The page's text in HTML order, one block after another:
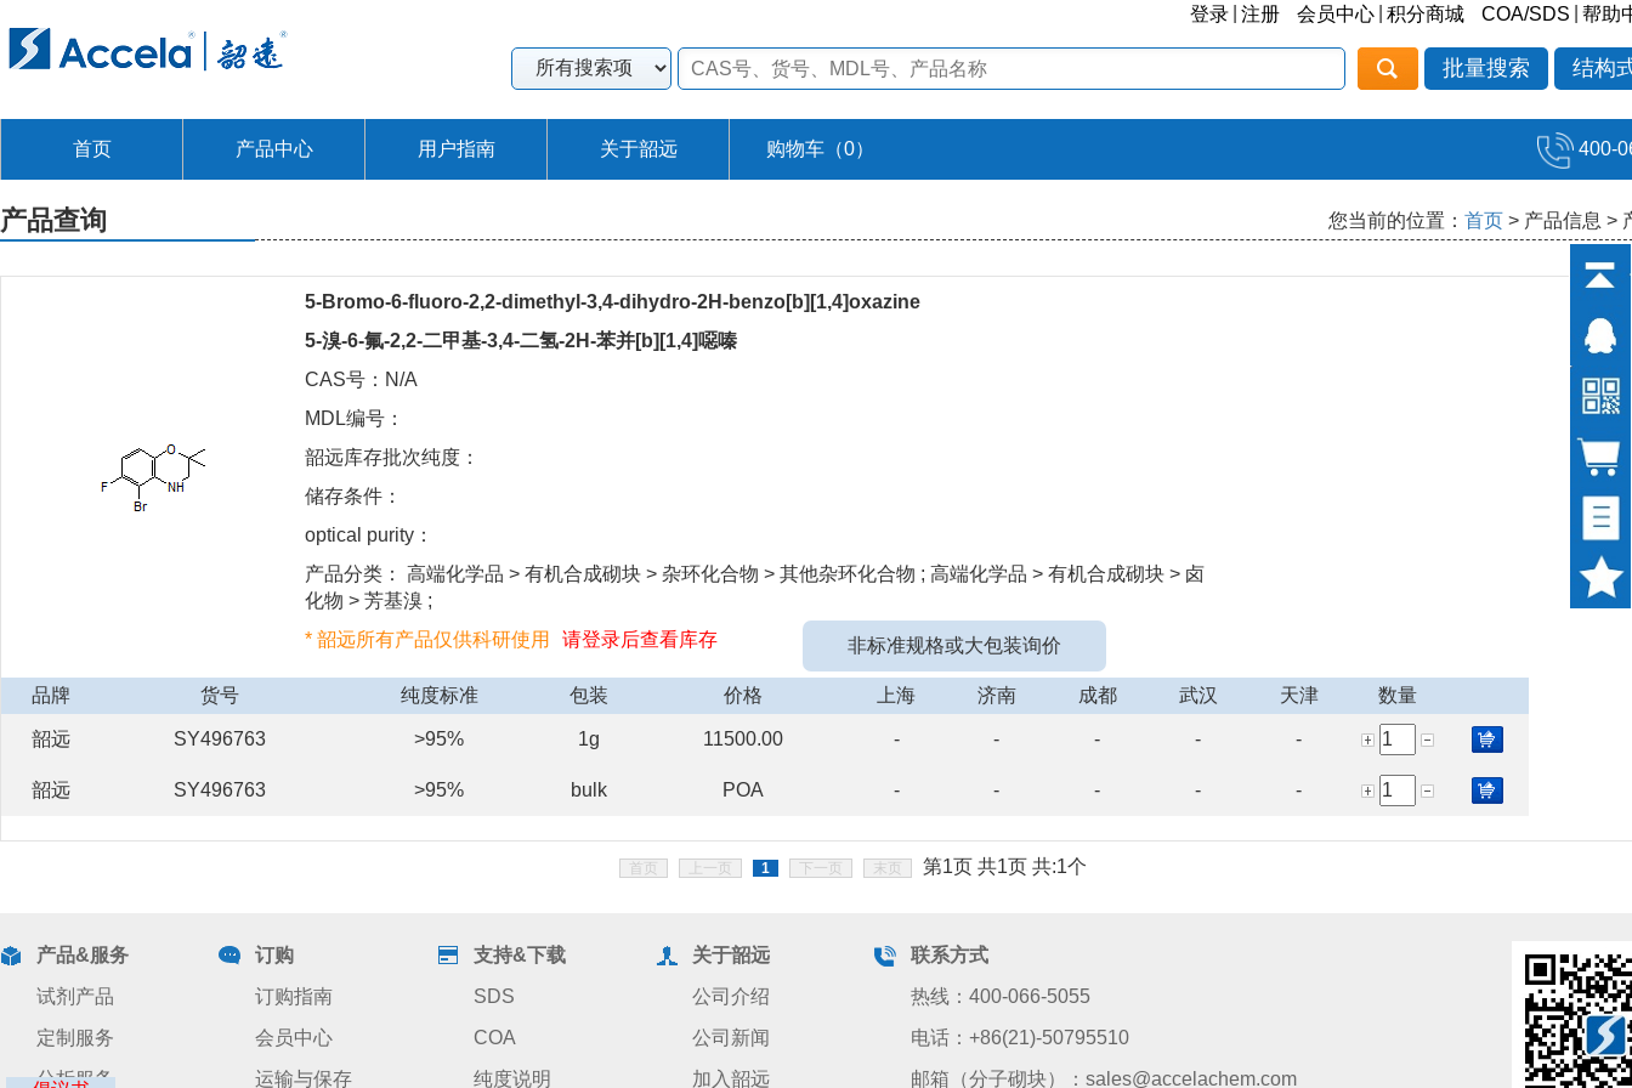
登录 注册 会员中心 积分商城 COA/SDS 帮助
批量搜索 结构
首页 产品中心 用户指南 关于韶远 购物车（0） 400-
产品查询 您当前的位置： 首页 > 产品信息 >
5-Bromo-6-fluoro-2,2-dimethyl-3,4-dihydro-2H-benzo[b][1,4]oxazine
5-溴-6-氟-2,2-二甲基-3,4-二氢-2H-苯并[b][1,4]噁嗪
CAS号：N/A
MDL编号：
韶远库存批次纯度：
储存条件：
optical purity：
产品分类： 高端化学品 > 有机合成砌块 > 杂环化合物 > 其他杂环化合物 ; 高端化学品 > 有机合成砌块 > 卤
化物 > 芳基溴 ;
* 韶远所有产品仅供科研使用
请登录后查看库存 非标准规格或大包装询价
品牌 货号 纯度标准 包装 价格 上海 济南 成都 武汉 天津 数量
韶远 SY496763 >95% 1g 11500.00 - - - - -
韶远 SY496763 >95% bulk POA - - - - -
首页 上一页 1 下一页 末页 第1页 共1页 共:1个
产品&服务
试剂产品
定制服务
分析服务
订购
订购指南
会员中心
运输与保存
支持&下载
SDS
COA
纯度说明
关于韶远
公司介绍
公司新闻
加入韶远
联系方式
热线：400-066-5055
电话：+86(21)-50795510
邮箱（分子砌块）：sales@accelachem.com